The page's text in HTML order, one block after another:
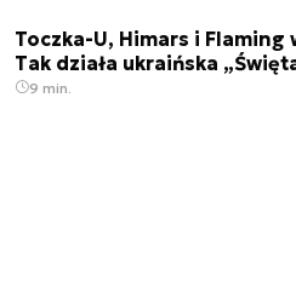
Toczka-U, Himars i Flaming
Tak działa ukraińska
9 min.